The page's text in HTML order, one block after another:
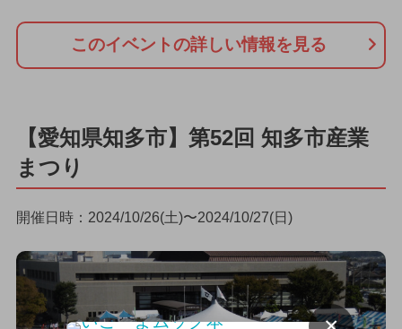
このイベントの詳しい情報を見る
【愛知県知多市】第52回 知多市産業
まつり
開催日時：2024/10/26(土)〜2024/10/27(日)